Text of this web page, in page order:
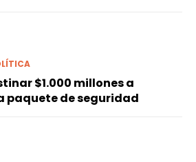
$1.000 millones a
paquete de seguridad